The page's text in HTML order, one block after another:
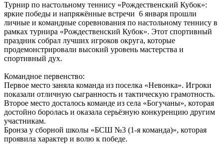
Турнир по настольному теннису «Рождественский Кубок»:
яркие победы и напряжённые встречи 6 января прошли
личные и командные соревнования по настольному теннису в
рамках турнира «Рождественский Кубок». Этот спортивный
праздник собрал лучших игроков округа, которые
продемонстрировали высокий уровень мастерства и
спортивный дух.
Командное первенство:
Первое место заняла команда из поселка «Невонка». Игроки
показали отличную сыгранность и тактическую грамотность.
Второе место досталось команде из села «Богучаны», которая
достойно боролась и оказала серьёзную конкуренцию другим
участникам.
Бронза у сборной школы «БСШ №3 (1-я команда)», которая
проявила характер и волю к победе.